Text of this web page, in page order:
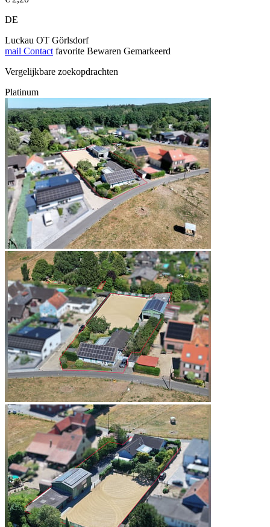
DE
Luckau OT Görlsdorf
mail Contact favorite Bewaren Gemarkeerd
Vergelijkbare zoekopdrachten
Platinum